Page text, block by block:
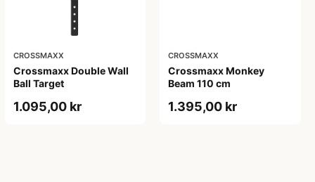
CROSSMAXX
Crossmaxx Double Wall
Ball Target
1.095,00 kr
CROSSMAXX
Crossmaxx Monkey
Beam 110 cm
1.395,00 kr